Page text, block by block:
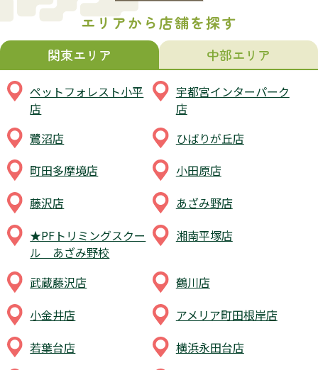
エリアから店舗を探す
関東エリア 中部エリア
ペットフォレスト小平
店
宇都宮インターパーク
店
鷺沼店
ひばりが丘店
町田多摩境店
小田原店
藤沢店
あざみ野店
★PFトリミングスクー
ル あざみ野校
湘南平塚店
武蔵藤沢店
鶴川店
小金井店
アメリア町田根岸店
若葉台店
横浜永田台店